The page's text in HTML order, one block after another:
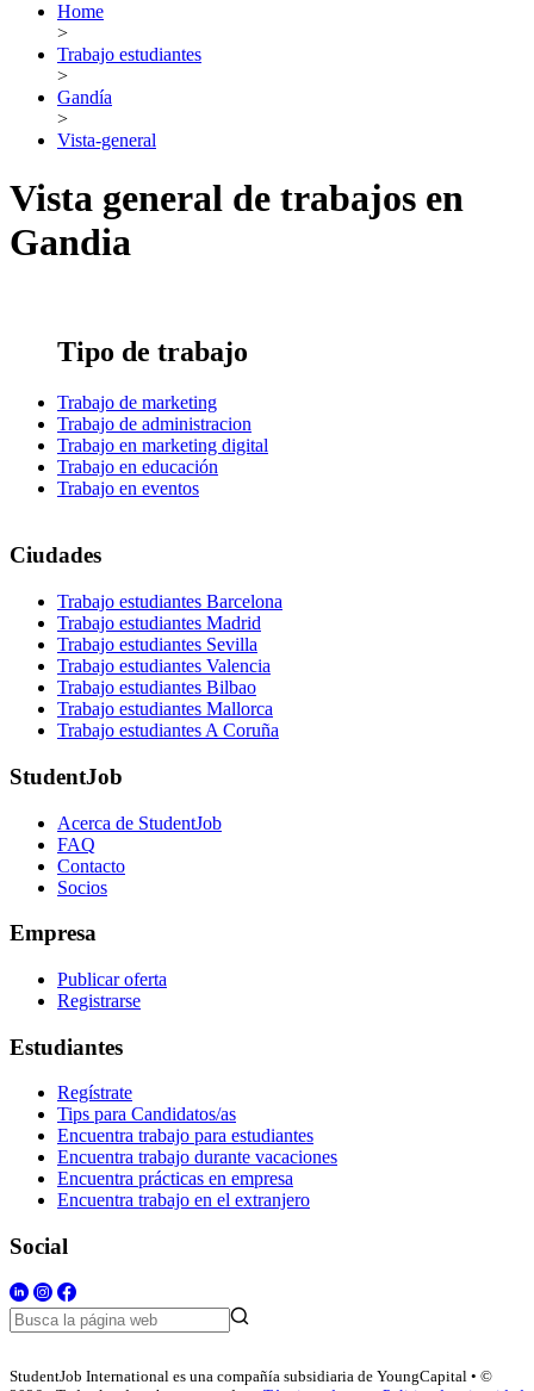
Home
>
Trabajo estudiantes
>
Gandía
>
Vista-general
Vista general de trabajos en
Gandia
Tipo de trabajo
Trabajo de marketing
Trabajo de administracion
Trabajo en marketing digital
Trabajo en educación
Trabajo en eventos
Ciudades
Trabajo estudiantes Barcelona
Trabajo estudiantes Madrid
Trabajo estudiantes Sevilla
Trabajo estudiantes Valencia
Trabajo estudiantes Bilbao
Trabajo estudiantes Mallorca
Trabajo estudiantes A Coruña
StudentJob
Acerca de StudentJob
FAQ
Contacto
Socios
Empresa
Publicar oferta
Registrarse
Estudiantes
Regístrate
Tips para Candidatos/as
Encuentra trabajo para estudiantes
Encuentra trabajo durante vacaciones
Encuentra prácticas en empresa
Encuentra trabajo en el extranjero
Social
StudentJob International es una compañía subsidiaria de YoungCapital • ©